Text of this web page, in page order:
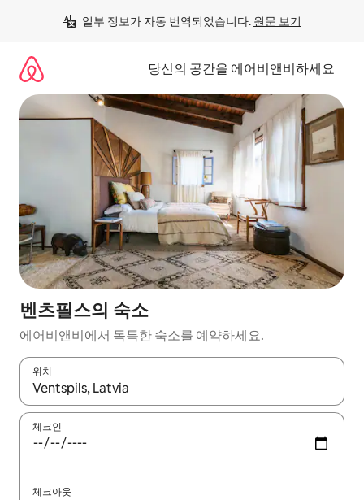
일부 정보가 자동 번역되었습니다. 원문 보기
당신의 공간을 에어비앤비하세요
벤츠필스의 숙소
에어비앤비에서 독특한 숙소를 예약하세요.
위치
결과가 나오면 위·아래 화살표 키를 사용하거나 터치 또는 스와이
체크인
체크아웃